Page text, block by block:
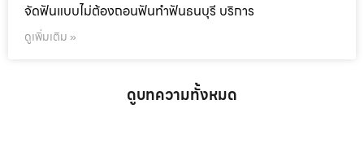
จัดฟันแบบไม่ต้องถอนฟันทำฟันธนบุรี บริการ
ดูเพิ่มเติม »
ดูบทความทั้งหมด